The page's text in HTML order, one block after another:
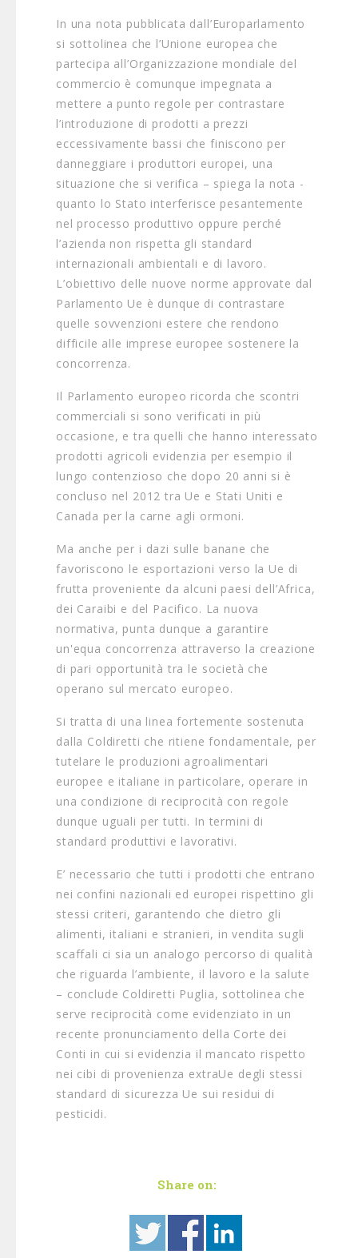
In una nota pubblicata dall’Europarlamento
si sottolinea che l’Unione europea che
partecipa all’Organizzazione mondiale del
commercio è comunque impegnata a
mettere a punto regole per contrastare
l’introduzione di prodotti a prezzi
eccessivamente bassi che finiscono per
danneggiare i produttori europei, una
situazione che si verifica – spiega la nota -
quanto lo Stato interferisce pesantemente
nel processo produttivo oppure perché
l’azienda non rispetta gli standard
internazionali ambientali e di lavoro.
L’obiettivo delle nuove norme approvate dal
Parlamento Ue è dunque di contrastare
quelle sovvenzioni estere che rendono
difficile alle imprese europee sostenere la
concorrenza.
Il Parlamento europeo ricorda che scontri
commerciali si sono verificati in più
occasione, e tra quelli che hanno interessato
prodotti agricoli evidenzia per esempio il
lungo contenzioso che dopo 20 anni si è
concluso nel 2012 tra Ue e Stati Uniti e
Canada per la carne agli ormoni.
Ma anche per i dazi sulle banane che
favoriscono le esportazioni verso la Ue di
frutta proveniente da alcuni paesi dell’Africa,
dei Caraibi e del Pacifico. La nuova
normativa, punta dunque a garantire
un'equa concorrenza attraverso la creazione
di pari opportunità tra le società che
operano sul mercato europeo.
Si tratta di una linea fortemente sostenuta
dalla Coldiretti che ritiene fondamentale, per
tutelare le produzioni agroalimentari
europee e italiane in particolare, operare in
una condizione di reciprocità con regole
dunque uguali per tutti. In termini di
standard produttivi e lavorativi.
E’ necessario che tutti i prodotti che entrano
nei confini nazionali ed europei rispettino gli
stessi criteri, garantendo che dietro gli
alimenti, italiani e stranieri, in vendita sugli
scaffali ci sia un analogo percorso di qualità
che riguarda l’ambiente, il lavoro e la salute
– conclude Coldiretti Puglia, sottolinea che
serve reciprocità come evidenziato in un
recente pronunciamento della Corte dei
Conti in cui si evidenzia il mancato rispetto
nei cibi di provenienza extraUe degli stessi
standard di sicurezza Ue sui residui di
pesticidi.
Share on: